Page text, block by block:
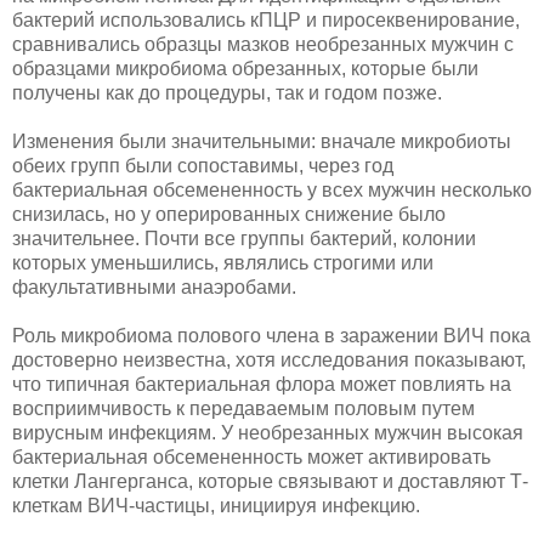
бактерий использовались кПЦР и пиросеквенирование,
сравнивались образцы мазков необрезанных мужчин с
образцами микробиома обрезанных, которые были
получены как до процедуры, так и годом позже.
Изменения были значительными: вначале микробиоты
обеих групп были сопоставимы, через год
бактериальная обсемененность у всех мужчин несколько
снизилась, но у оперированных снижение было
значительнее. Почти все группы бактерий, колонии
которых уменьшились, являлись строгими или
факультативными анаэробами.
Роль микробиома полового члена в заражении ВИЧ пока
достоверно неизвестна, хотя исследования показывают,
что типичная бактериальная флора может повлиять на
восприимчивость к передаваемым половым путем
вирусным инфекциям. У необрезанных мужчин высокая
бактериальная обсемененность может активировать
клетки Лангерганса, которые связывают и доставляют Т-
клеткам ВИЧ-частицы, инициируя инфекцию.